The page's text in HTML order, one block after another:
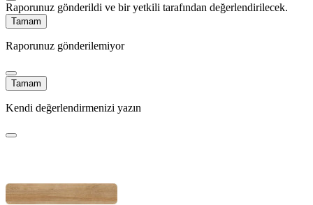
Raporunuz gönderildi ve bir yetkili tarafından değerlendirilecek.
Tamam
Raporunuz gönderilemiyor
Tamam
Kendi değerlendirmenizi yazın